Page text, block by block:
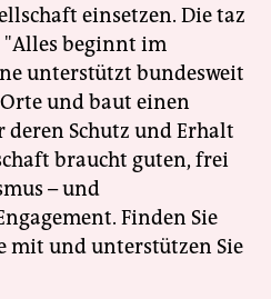
einsetzen. Die taz
beginnt im
unterstützt bundesweit
und baut einen
deren Schutz und Erhalt
braucht guten, frei
– und
Finden Sie
mit und unterstützen Sie